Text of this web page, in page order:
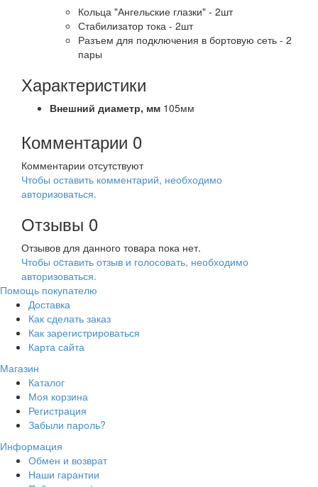
Кольца "Ангельские глазки" - 2шт
Стабилизатор тока - 2шт
Разъем для подключения в бортовую сеть - 2
пары
Характеристики
Внешний диаметр, мм 105мм
Комментарии 0
Комментарии отсутствуют
Чтобы оставить комментарий, необходимо
авторизоваться.
Отзывы 0
Отзывов для данного товара пока нет.
Чтобы оcтавить отзыв и голосовать, необходимо
авторизоваться.
Помощь покупателю
Доставка
Как сделать заказ
Как зарегистрироваться
Карта сайта
Магазин
Каталог
Моя корзина
Регистрация
Забыли пароль?
Информация
Обмен и возврат
Наши гарантии